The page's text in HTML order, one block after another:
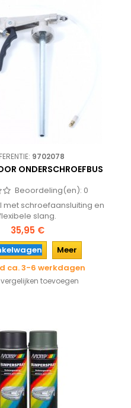
9702078
ONDERSCHROEFBUS
Beoordeling(en): 0
met schroefaansluiting en
slang.
35,95 €
Meer
ca. 3-6 werkdagen
toevoegen